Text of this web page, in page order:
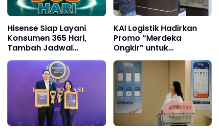
Hisense Siap Layani
Konsumen 365 Hari,
Tambah Jadwal
Layanan Call Center
Hisense Care
KAI Logistik Hadirkan
Promo “Merdeka
Ongkir” untuk
Pengiriman Paket